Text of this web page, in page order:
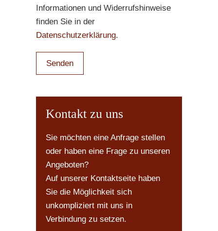
Informationen und Widerrufshinweise
finden Sie in der
Datenschutzerklärung.
Kontakt zu uns
Sie möchten eine Anfrage stellen
oder haben eine Frage zu unseren
Angeboten?
Auf unserer Kontaktseite haben
Sie die Möglichkeit sich
unkompliziert mit uns in
Verbindung zu setzen.